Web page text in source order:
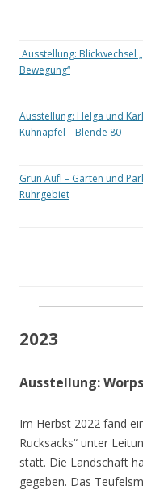
Ausstellung: Blickwechsel
Bewegung“
Ausstellung: Helga und
Kühnapfel – Blende 80
Grün Auf! – Gärten und
Ruhrgebiet
2023
Ausstellung:
Im Herbst 2022 fand
Rucksacks“ unter
statt. Die Landschaft
gegeben. Das